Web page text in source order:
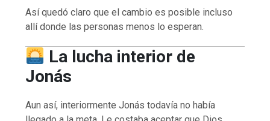
Así quedó claro que el cambio es posible incluso
allí donde las personas menos lo esperan.
La lucha interior de
Jonás
Aun así, interiormente Jonás todavía no había